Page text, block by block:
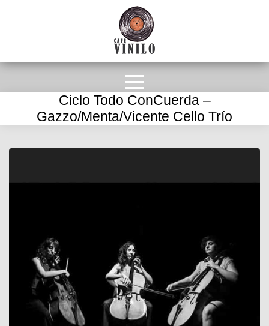
Ciclo Todo ConCuerda –
Gazzo/Menta/Vicente Cello Trío